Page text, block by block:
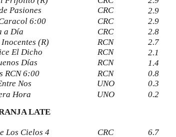
Pasiones
CRC
2.9
6:00
CRC
2.9
a Día
CRC
2.8
(R)
RCN
2.7
El Dicho
RCN
2.1
Días
RCN
1.4
RCN 6:00
RCN
0.8
Nos
UNO
0.3
Hora
UNO
0.2
LATE
Los Cielos 4 CRC
6.7